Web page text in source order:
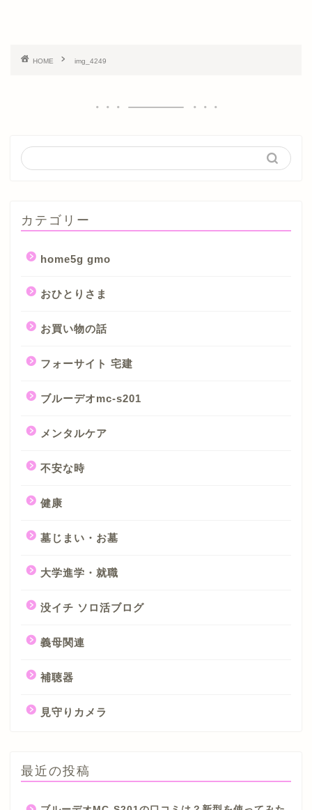
HOME img_4249
カテゴリー
home5g gmo
おひとりさま
お買い物の話
フォーサイト 宅建
ブルーデオmc-s201
メンタルケア
不安な時
健康
墓じまい・お墓
大学進学・就職
没イチ ソロ活ブログ
義母関連
補聴器
見守りカメラ
最近の投稿